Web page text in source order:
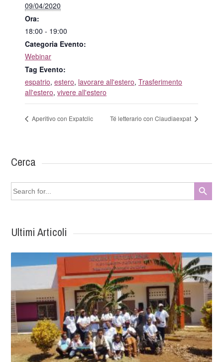
09/04/2020
Ora:
18:00 - 19:00
Categoria Evento:
Webinar
Tag Evento:
espatrio,estero, lavorare all'estero,Trasferimento
all'estero,vivere all'estero
Aperitivo con Expatclic Té letterario con Claudiaexpat
Cerca
Search
for:
Search Button
Ultimi Articoli